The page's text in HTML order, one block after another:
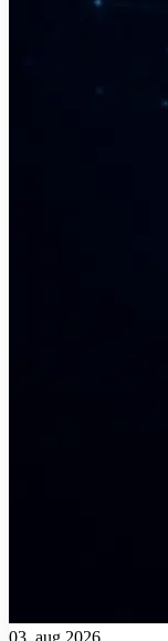
03. aug 2026